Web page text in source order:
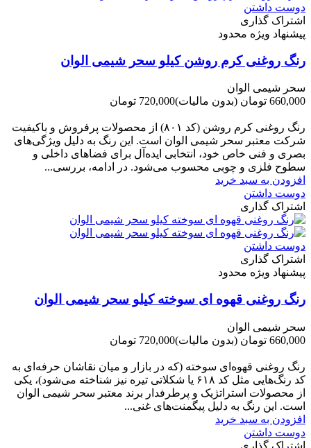
دوست داشتن
اشتراک گذاری
پیشنهاد ویژه محدود
رنگ روغنی کرم روشن کیلو سحر شیمی الوان
سحر شیمی الوان
660,000 تومان
(بدون مالیات)720,000 تومان
رنگ روغنی کرم روشن (کد ۸۰۱) از محصولات پرفروش و باکیفیت
شرکت‌ معتبر سحر شیمی الوان است. این رنگ به دلیل ویژگی‌های
بصری و فنی خاص خود، انتخابی ایده‌آل برای فضاهای داخلی و
سطوح فلزی و چوبی محسوب می‌شود. در ادامه، بررسی...
افزودن به سبد خرید
دوست داشتن
اشتراک گذاری
دوست داشتن
اشتراک گذاری
پیشنهاد ویژه محدود
رنگ روغنی قهوه ای سوخته کیلو سحر شیمی الوان
سحر شیمی الوان
660,000 تومان
(بدون مالیات)720,000 تومان
رنگ روغنی قهوه‌ای سوخته (که در بازار و میان نقاشان حرفه‌ای به
کد رنگ‌هایی مثل کد ۶۱۸ یا شکلاتی تیره نیز شناخته می‌شود)، یکی
از محصولات استراتژیک و پرطرفدار برند معتبر سحر شیمی الوان
است. این رنگ به دلیل پیگمنت‌های غنی...
افزودن به سبد خرید
دوست داشتن
اشتراک گذاری